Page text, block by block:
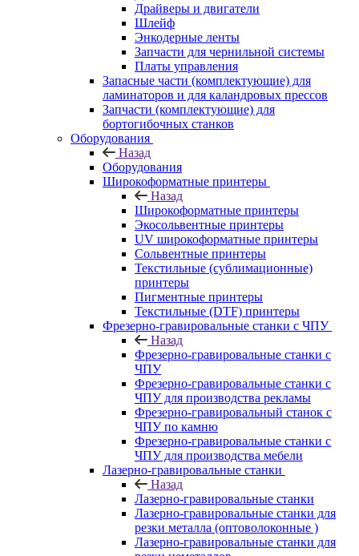
Драйверы и двигатели
Шлейф
Энкодерные ленты
Запчасти для чернильной системы
Платы управления
Запасные части (комплектующие) для
ламинаторов и для каландровых прессов
Запчасти (комплектующие) для
бортогибочных станков
Оборудования
Назад
Оборудования
Широкоформатные принтеры
Назад
Широкоформатные принтеры
Экосольвентные принтеры
UV широкоформатные принтеры
Сольвентные принтеры
Текстильные (сублимационные)
принтеры
Пигментные принтеры
Текстильные (DTF) принтеры
Фрезерно-гравировальные станки с ЧПУ
Назад
Фрезерно-гравировальные станки с
ЧПУ
Фрезерно-гравировальные станки с
ЧПУ для производства рекламы
Фрезерно-гравировальный станок с
ЧПУ по камню
Фрезерно-гравировальные станки с
ЧПУ для производства мебели
Лазерно-гравировальные станки
Назад
Лазерно-гравировальные станки
Лазерно-гравировальные станки для
резки металла (оптоволоконные )
Лазерно-гравировальные станки для